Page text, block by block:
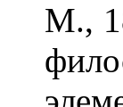
М.,